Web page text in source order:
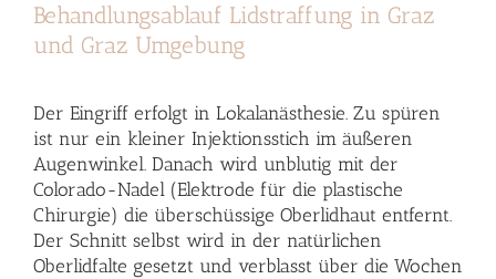
Behandlungsablauf Lidstraffung in Graz
und Graz Umgebung
Der Eingriff erfolgt in Lokalanästhesie. Zu spüren
ist nur ein kleiner Injektionsstich im äußeren
Augenwinkel. Danach wird unblutig mit der
Colorado-Nadel (Elektrode für die plastische
Chirurgie) die überschüssige Oberlidhaut entfernt.
Der Schnitt selbst wird in der natürlichen
Oberlidfalte gesetzt und verblasst über die Wochen